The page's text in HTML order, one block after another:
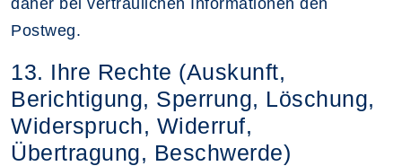
Postweg.
13. Ihre Rechte (Auskunft,
Berichtigung, Sperrung, Löschung,
Widerspruch, Widerruf,
Übertragung, Beschwerde)